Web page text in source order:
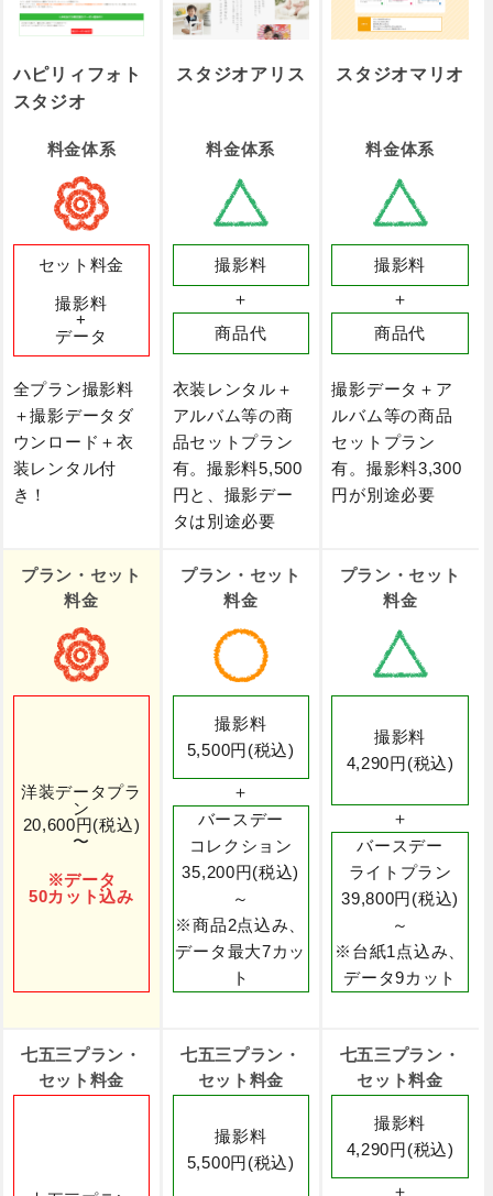
ハピリィフォト
スタジオ
スタジオアリス スタジオマリオ
料金体系
セット料金
撮影料
+
データ
全プラン撮影料
＋撮影データダ
ウンロード＋衣
装レンタル付
き！
料金体系
撮影料
＋
商品代
衣装レンタル＋
アルバム等の商
品セットプラン
有。撮影料5,500
円と、撮影デー
タは別途必要
料金体系
撮影料
＋
商品代
撮影データ＋ア
ルバム等の商品
セットプラン
有。撮影料3,300
円が別途必要
プラン・セット
料金
洋装データプラ
ン
20,600円(税込)
〜
※データ
50カット込み
プラン・セット
料金
撮影料
5,500円(税込)
＋
バースデー
コレクション
35,200円(税込)
～
※商品2点込み、
データ最大7カッ
ト
プラン・セット
料金
撮影料
4,290円(税込)
＋
バースデー
ライトプラン
39,800円(税込)
～
※台紙1点込み、
データ9カット
七五三プラン・
セット料金
七五三プラン・
セット料金
撮影料
5,500円(税込)
七五三プラン・
セット料金
撮影料
4,290円(税込)
＋